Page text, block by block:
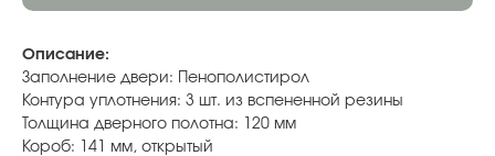
Описание:
Заполнение двери: Пенополистирол
Контура уплотнения: 3 шт. из вспененной резины
Толщина дверного полотна: 120 мм
Короб: 141 мм, открытый